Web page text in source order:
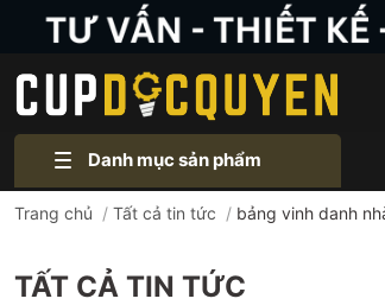
Danh mục sản phẩm
Trang chủ / Tất cả tin tức / bảng vinh danh
TẤT CẢ TIN TỨC